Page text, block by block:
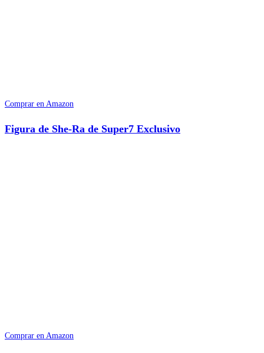
Comprar en Amazon
Figura de She-Ra de Super7 Exclusivo
Comprar en Amazon